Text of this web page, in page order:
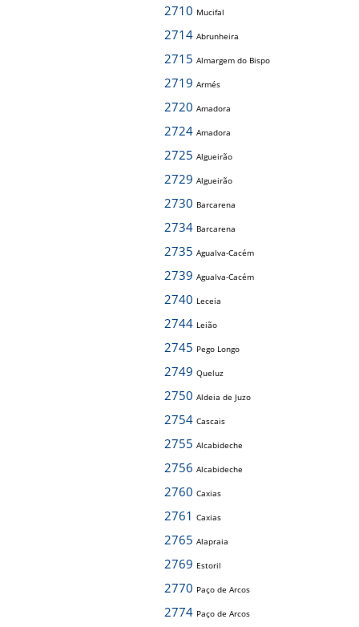
2710 Mucifal
2714 Abrunheira
2715 Almargem do Bispo
2719 Armés
2720 Amadora
2724 Amadora
2725 Algueirão
2729 Algueirão
2730 Barcarena
2734 Barcarena
2735 Agualva-Cacém
2739 Agualva-Cacém
2740 Leceia
2744 Leião
2745 Pego Longo
2749 Queluz
2750 Aldeia de Juzo
2754 Cascais
2755 Alcabideche
2756 Alcabideche
2760 Caxias
2761 Caxias
2765 Alapraia
2769 Estoril
2770 Paço de Arcos
2774 Paço de Arcos